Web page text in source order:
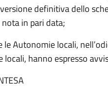
definitiva dello
in pari data;
le Autonomie locali,
hanno espresso